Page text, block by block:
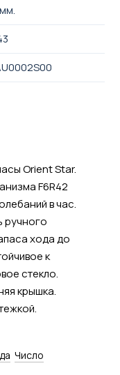
Orient Star.
F6R42
в час.
ручного
хода до
к
стекло.
крышка.
Число